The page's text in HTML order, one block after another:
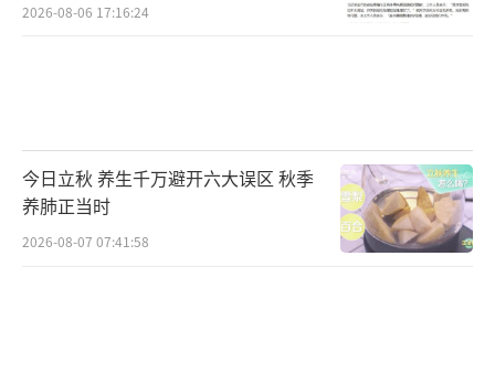
2026-08-06 17:16:24
今日立秋 养生千万避开六大误区 秋季
养肺正当时
2026-08-07 07:41:58